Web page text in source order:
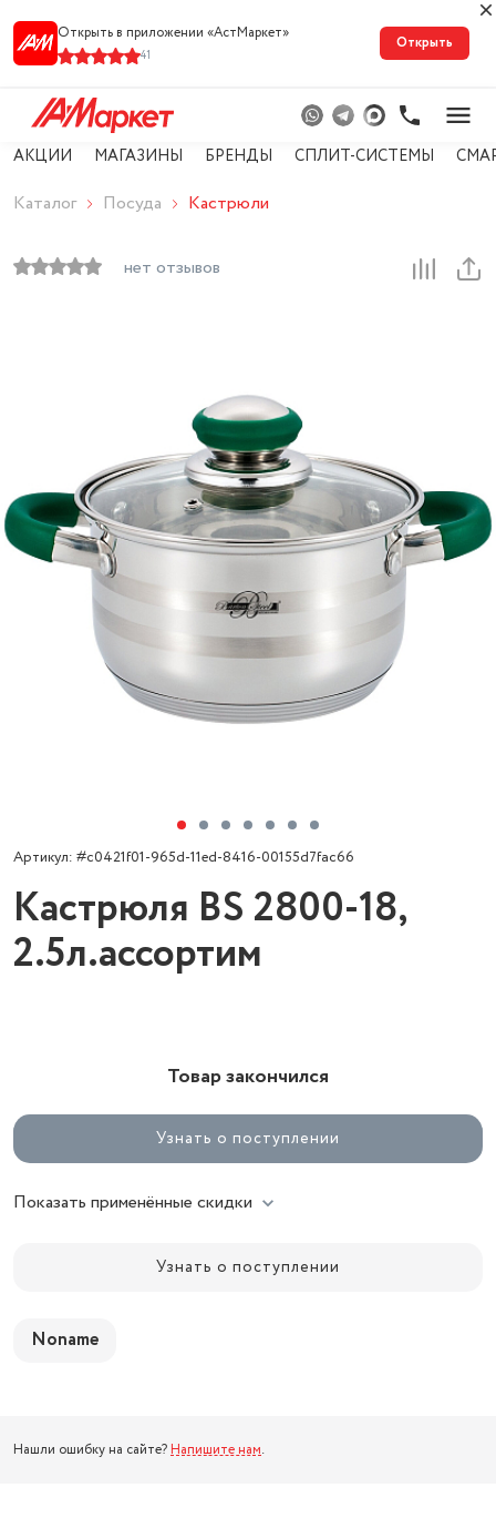
Открыть в приложении «АстМарке‪т‬»
41
Открыть
АКЦИИ МАГАЗИНЫ БРЕНДЫ СПЛИТ-СИСТЕМЫ
Каталог Посуда Кастрюли
нет отзывов
Артикул: #c0421f01-965d-11ed-8416-00155d7fac66
Кастрюля BS 2800-18,
2.5л.ассортим
Товар закончился
Узнать о поступлении
Показать применённые скидки
Узнать о поступлении
Noname
Нашли ошибку на сайте? Напишите нам.